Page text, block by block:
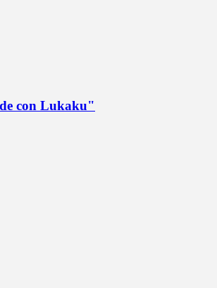
con Lukaku"